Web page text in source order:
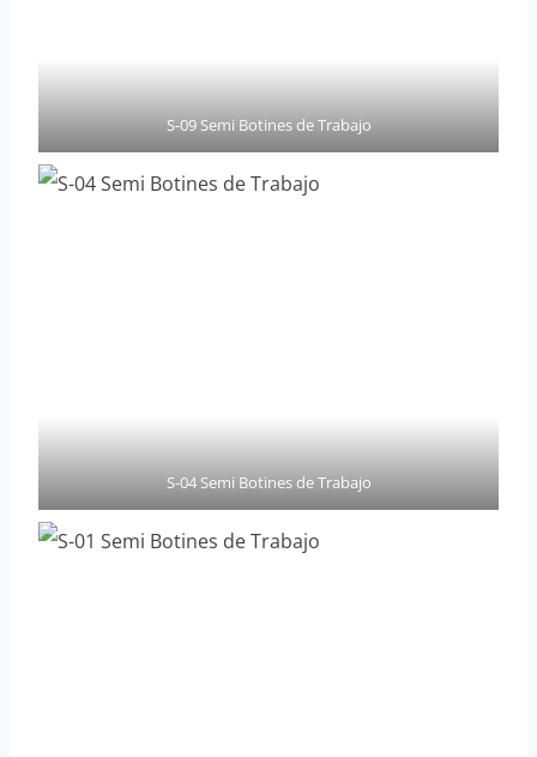
S-09 Semi Botines de Trabajo
S-04 Semi Botines de Trabajo